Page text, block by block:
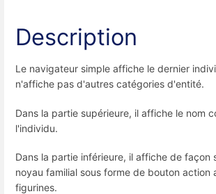
Description
Le navigateur simple affiche le dernier
n'affiche pas d'autres catégories d'entité.
Dans la partie supérieure, il affiche le nom
l'individu.
Dans la partie inférieure, il affiche de façon
noyau familial sous forme de bouton action
figurines.